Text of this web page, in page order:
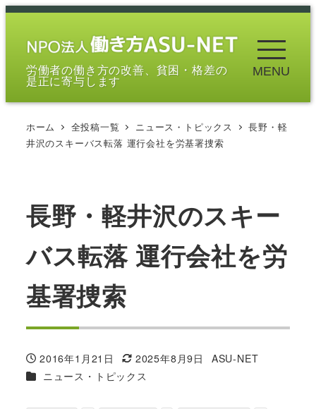
メ
労働者の働き方の改善、貧困・格差の
是正に寄与します
MENU
ホーム 全投稿一覧 ニュース・トピックス
長野・軽
井沢のスキーバス転落 運行会社を労基署捜索
長野・軽井沢のスキー
バス転落 運行会社を労
基署捜索
投稿日
2016年1月21日
更新日
2025年8月9日
著
ASU-NET
カテゴリー
ニュース・トピックス